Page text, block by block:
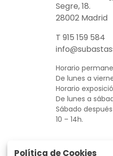
Segre, 18.
28002 Madrid
T 915 159 584
Horario
De lunes a
Horario
De lunes a
Sábado
10 – 14h.
Política de Cookies